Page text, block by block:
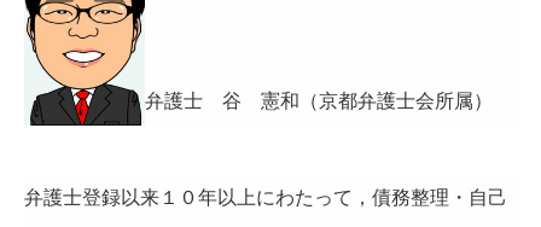
弁護士 谷 憲和（京都弁護士会所属）
弁護士登録以来１０年以上にわたって，債務整理・自己